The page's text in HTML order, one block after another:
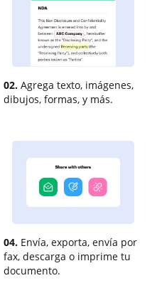
02. Agrega texto, imágenes,
dibujos, formas, y más.
04. Envía, exporta, envía por
fax, descarga o imprime tu
documento.